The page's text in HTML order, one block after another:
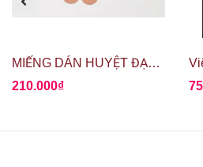
MIẾNG DÁN HUYỆT ĐẠO GIẢM ĐAU ROIHI TSUBOKO
210.000₫